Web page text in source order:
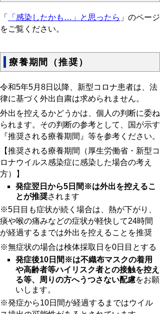
「 「感染したかも…」と思ったら 」のページ
をご覧ください。
療養期間（推奨）
令和5年5月8日以降、新型コロナ患者は、法
律に基づく外出自粛は求められません。
外出を控えるかどうかは、個人の判断に委ね
られます。その判断の参考として、国が示す
『推奨される療養期間』等を参考ください。
【推奨される療養期間
（厚生労働省・新型コ
ロナウイルス感染症に感染した場合の考え
方）】
発症翌日から5日間※は外出を控えるこ
とが推奨されます
※5日目も症状が続く場合は、熱が下がり、
痰や喉の痛みなどの症状が軽快して24時間
が経過するまでは外出を控えることを推奨
※無症状の場合は検体採取日を0日目とする
発症後10日間※は不織布マスクの着用
や高齢者等ハイリスク者との接触を控え
る等、周りの方へうつさない配慮をお願
いします。
※発症から10日間が経過するまではウイル